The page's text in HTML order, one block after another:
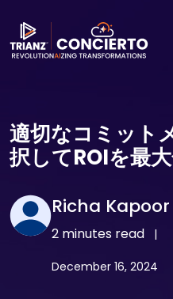
適切なコミット
択してROIを最
Richa Kapoor
2 minutes read |
December 16, 2024